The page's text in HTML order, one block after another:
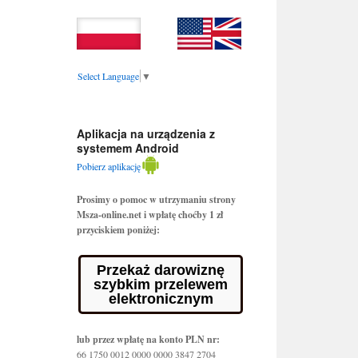
Select Language ▼
Aplikacja na urządzenia z
systemem Android
Pobierz aplikację
Prosimy o pomoc w utrzymaniu strony
Msza-online.net i wpłatę choćby 1 zł
przyciskiem poniżej:
Przekaż darowiznę
szybkim przelewem
elektronicznym
lub przez wpłatę na konto PLN nr:
66 1750 0012 0000 0000 3847 2704